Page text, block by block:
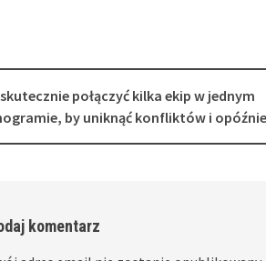
połączyć kilka ekip w jednym
by uniknąć konfliktów i
komentarz